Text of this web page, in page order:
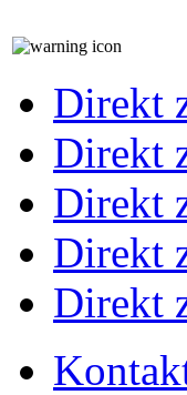
Direkt
Direkt
Direkt
Direkt
Direkt